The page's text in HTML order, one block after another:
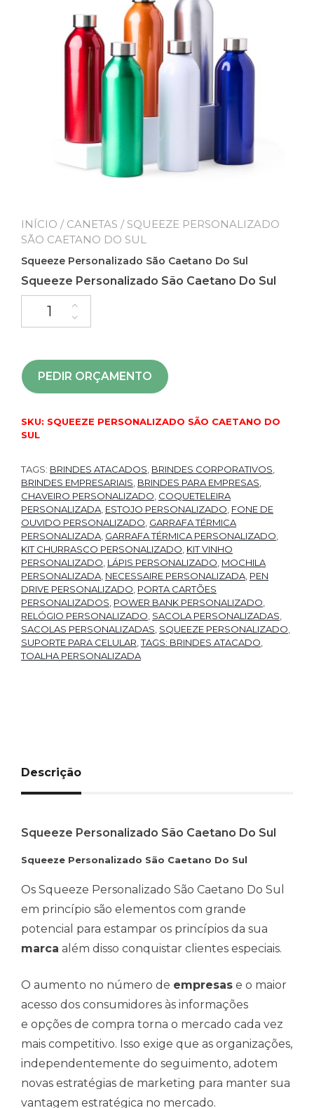
INÍCIO / CANETAS / SQUEEZE PERSONALIZADO
SÃO CAETANO DO SUL
Squeeze Personalizado São Caetano Do Sul
Squeeze Personalizado São Caetano Do Sul
PEDIR ORÇAMENTO
SKU: SQUEEZE PERSONALIZADO SÃO CAETANO DO
SUL
TAGS: BRINDES ATACADOS BRINDES CORPORATIVOS
BRINDES EMPRESARIAIS BRINDES PARA EMPRESAS
CHAVEIRO PERSONALIZADO COQUETELEIRA
PERSONALIZADA ESTOJO PERSONALIZADO FONE DE
OUVIDO PERSONALIZADO GARRAFA TÉRMICA
PERSONALIZADA GARRAFA TÉRMICA PERSONALIZADO
KIT CHURRASCO PERSONALIZADO KIT VINHO
PERSONALIZADO LÁPIS PERSONALIZADO MOCHILA
PERSONALIZADA NECESSAIRE PERSONALIZADA PEN
DRIVE PERSONALIZADO PORTA CARTÕES
PERSONALIZADOS POWER BANK PERSONALIZADO
RELÓGIO PERSONALIZADO SACOLA PERSONALIZADAS
SACOLAS PERSONALIZADAS SQUEEZE PERSONALIZADO
SUPORTE PARA CELULAR ,TAGS: BRINDES ATACADO
TOALHA PERSONALIZADA
Descrição
Squeeze Personalizado São Caetano Do Sul
Squeeze Personalizado São Caetano Do Sul
Os Squeeze Personalizado São Caetano Do Sul
em princípio são elementos com grande
potencial para estampar os princípios da sua
marca além disso conquistar clientes especiais.
O aumento no número de empresas e o maior
acesso dos consumidores às informações
e opções de compra torna o mercado cada vez
mais competitivo. Isso exige que as organizações,
independentemente do seguimento, adotem
novas estratégias de marketing para manter sua
vantagem estratégica no mercado.